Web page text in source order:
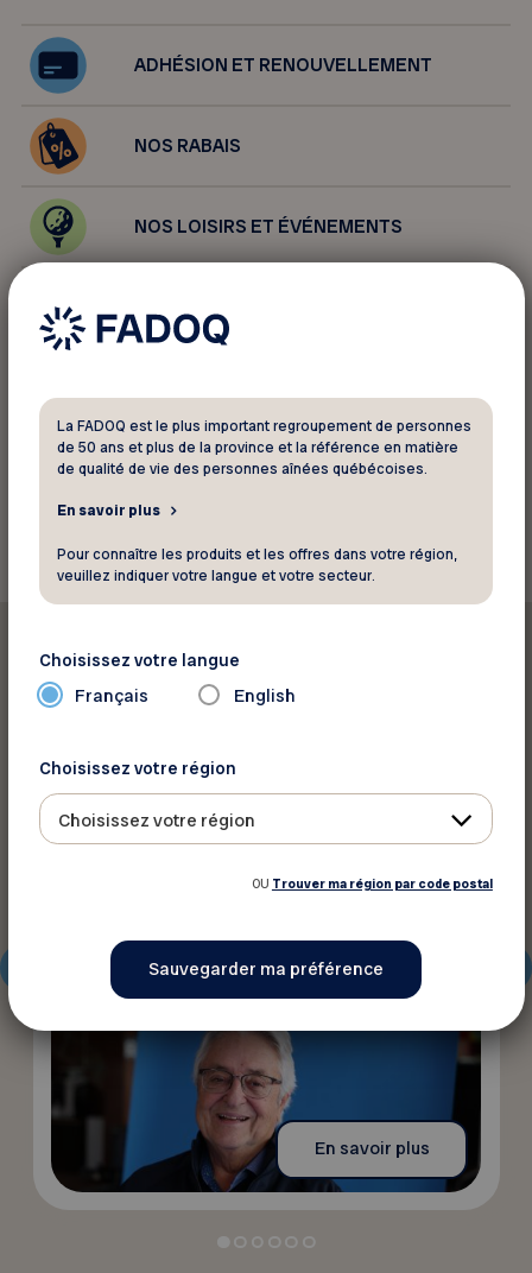
ADHÉSION ET RENOUVELLEMENT
NOS RABAIS
NOS LOISIRS ET ÉVÉNEMENTS
En vedette
28 mai 2026
Changer le regard sur l’âge : la
FADOQ se renouvelle
En savoir plus
La FADOQ est le plus important regroupement de personnes
de 50 ans et plus de la province et la référence en matière
de qualité de vie des personnes aînées québécoises.
En savoir plus
Pour connaître les produits et les offres dans votre région,
veuillez indiquer votre langue et votre secteur.
Choisissez votre langue
Français English
Choisissez votre région
Choisissez votre région
OU Trouver ma région par code postal